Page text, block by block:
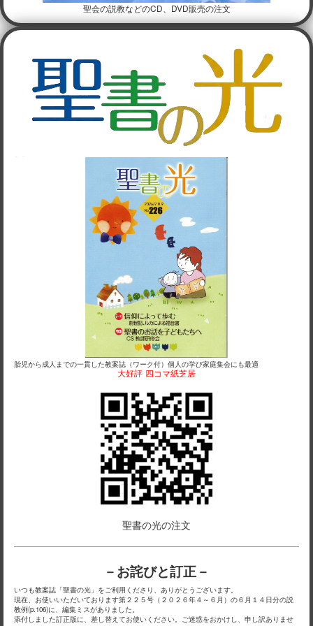
聖会の説教などのCD、DVD販売の注文
胎児から成人までの一貫した教案誌（ワーク付）個人の学び家庭集会にも最適
大好評 四コマ紙芝居
聖書の光の注文
－お詫びと訂正－
いつも教案誌「聖書の光」をご利用くださり、ありがとうございます。
現在、お使いいただいております第２２５号（２０２６年４～６月）の６月１４日分の説
教例(p.106)に、編集ミスがありました。
添付しました訂正版に、差し替えてお使いください。ご迷惑をおかけし、申し訳ありませ